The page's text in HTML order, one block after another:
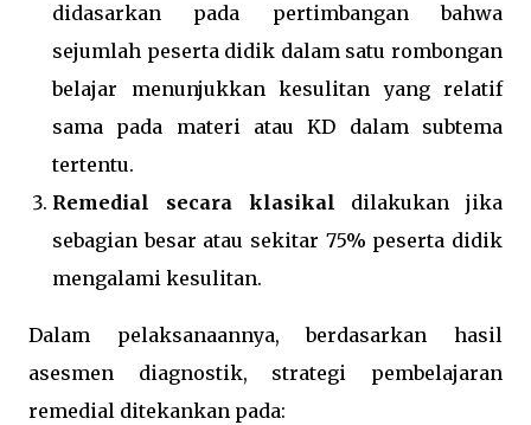
didasarkan pada pertimbangan bahwa
sejumlah peserta didik dalam satu rombongan
belajar menunjukkan kesulitan yang relatif
sama pada materi atau KD dalam subtema
tertentu.
Remedial secara klasikal dilakukan jika
sebagian besar atau sekitar 75% peserta didik
mengalami kesulitan.
Dalam pelaksanaannya, berdasarkan hasil
asesmen diagnostik, strategi pembelajaran
remedial ditekankan pada: